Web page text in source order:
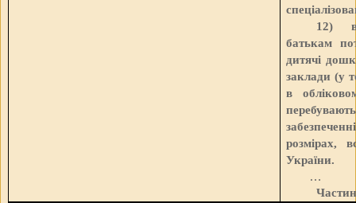
12)
батькам
дитячі
заклади (у
в
розмірах,
України.
…